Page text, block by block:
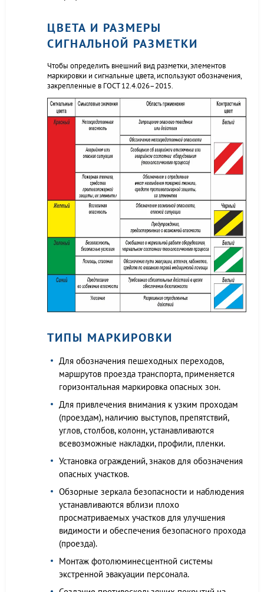
ЦВЕТА И РАЗМЕРЫ
СИГНАЛЬНОЙ РАЗМЕТКИ
Чтобы определить внешний вид разметки, элементов
маркировки и сигнальные цвета, используют обозначения,
закрепленные в ГОСТ 12.4.026–2015.
ТИПЫ МАРКИРОВКИ
Для обозначения пешеходных переходов,
маршрутов проезда транспорта, применяется
горизонтальная маркировка опасных зон.
Для привлечения внимания к узким проходам
(проездам), наличию выступов, препятствий,
углов, столбов, колонн, устанавливаются
всевозможные накладки, профили, пленки.
Установка ограждений, знаков для обозначения
опасных участков.
Обзорные зеркала безопасности и наблюдения
устанавливаются вблизи плохо
просматриваемых участков для улучшения
видимости и обеспечения безопасного прохода
(проезда).
Монтаж фотолюминесцентной системы
экстренной эвакуации персонала.